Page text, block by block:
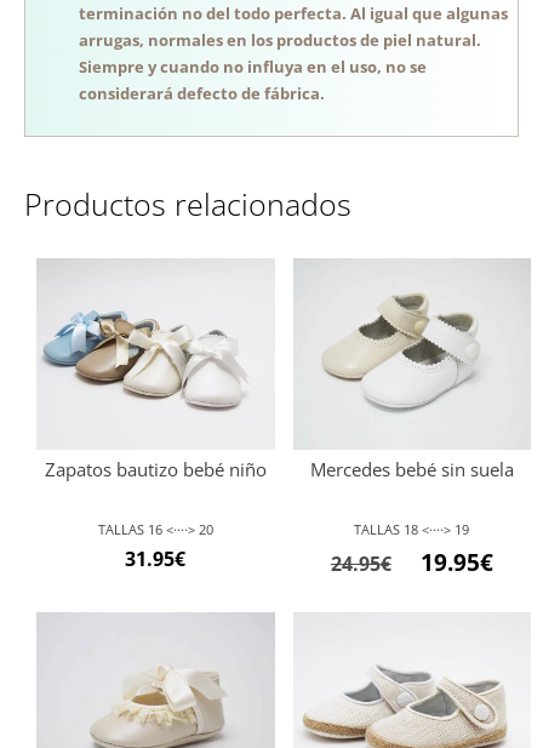
terminación no del todo perfecta. Al igual que algunas
arrugas, normales en los productos de piel natural.
Siempre y cuando no influya en el uso, no se
considerará defecto de fábrica.
Productos relacionados
Zapatos bautizo bebé niño
TALLAS 16 <····> 20
31.95€
Mercedes bebé sin suela
TALLAS 18 <····> 19
24.95€ 19.95€